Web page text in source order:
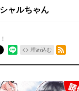
ャルちゃん
埋め込む
RSSフィード